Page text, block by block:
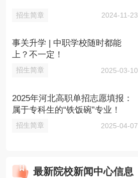
招生简章 2024-11-23
事关升学 | 中职学校随时都能
上？不一定！
招生简章 2025-03-10
2025年河北高职单招志愿填报：
属于专科生的“铁饭碗”专业！
招生简章 2025-04-07
最新院校新闻中心信息